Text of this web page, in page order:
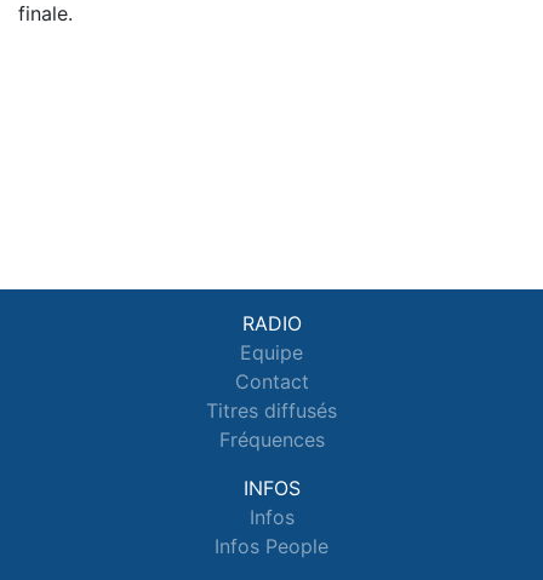
finale.
RADIO
Equipe
Contact
Titres diffusés
Fréquences
INFOS
Infos
Infos People